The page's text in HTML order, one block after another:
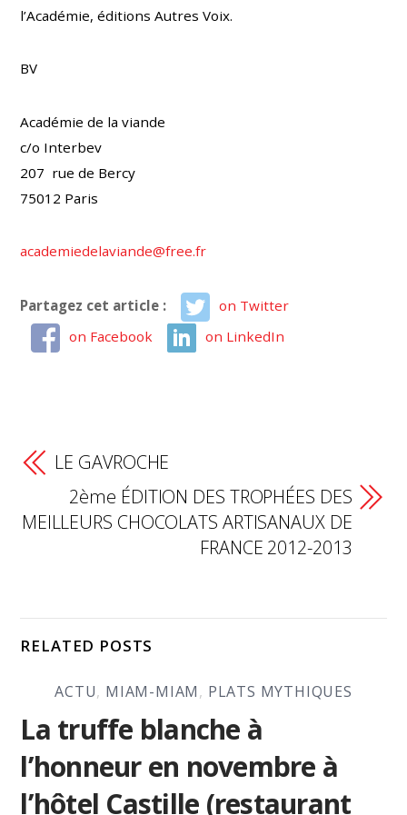
l’Académie, éditions Autres Voix.
BV
Académie de la viande
c/o Interbev
207 rue de Bercy
75012 Paris
academiedelaviande@free.fr
Partagez cet article :
on Twitter
on Facebook
on LinkedIn
LE GAVROCHE
2ème ÉDITION DES TROPHÉES DES
MEILLEURS CHOCOLATS ARTISANAUX DE
FRANCE 2012-2013
RELATED POSTS
ACTU, MIAM-MIAM, PLATS MYTHIQUES
La truffe blanche à
l’honneur en novembre à
l’hôtel Castille (restaurant